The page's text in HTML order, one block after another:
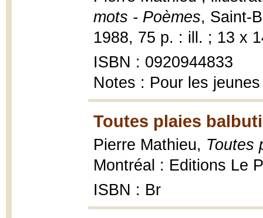
mots - Poèmes, Saint-
1988, 75 p. : ill. ; 13 x
ISBN : 0920944833
Notes : Pour les jeunes
Toutes plaies
Pierre Mathieu, Toutes
Montréal : Editions Le
ISBN : Br